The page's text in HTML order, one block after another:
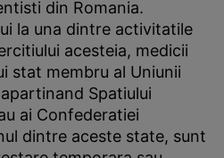
din Romania.
la una dintre activitatile
acesteia, medicii
stat membru al Uniunii
Spatiului
ai Confederatiei
dintre aceste state, sunt